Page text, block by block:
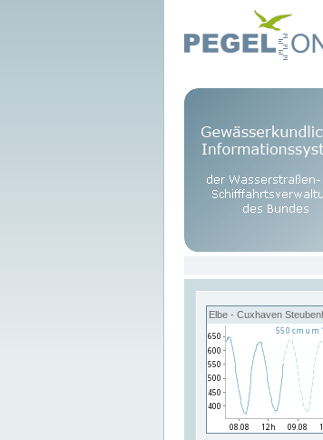
Elbe - Cuxhaven